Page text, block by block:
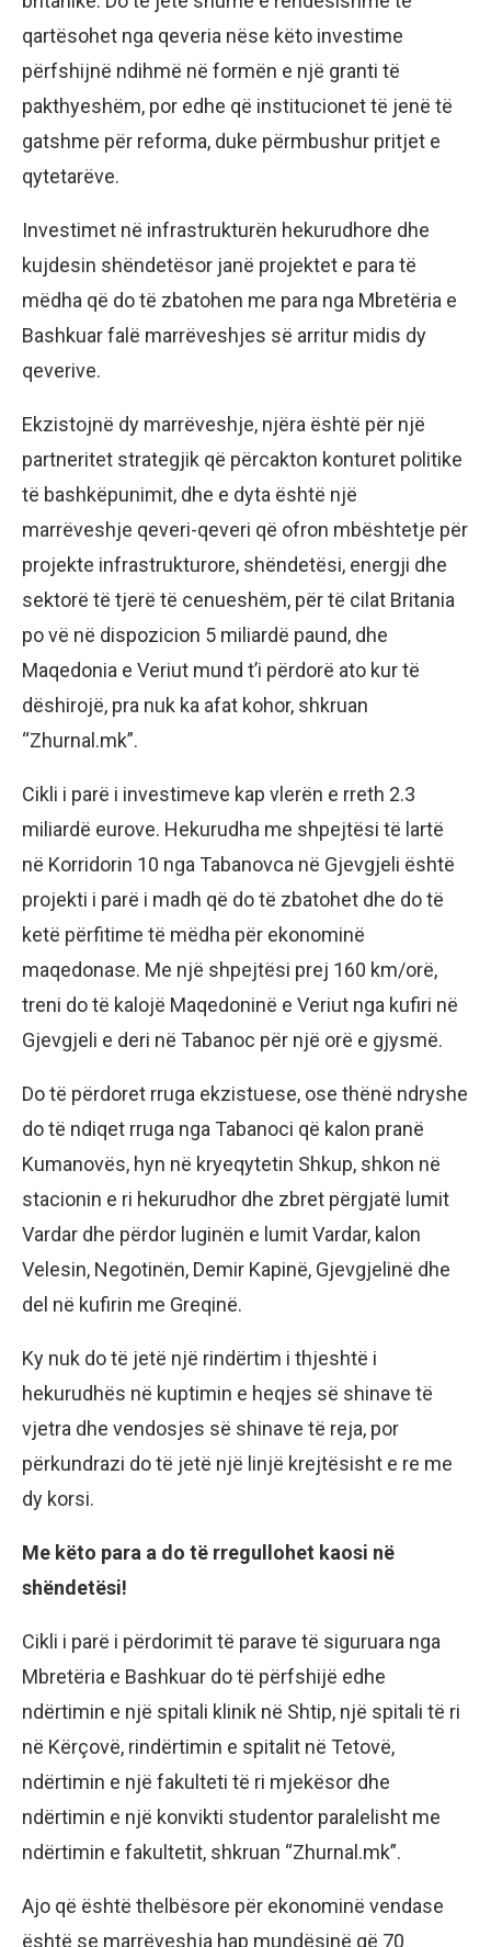
qartësohet nga qeveria nëse këto investime
përfshijnë ndihmë në formën e një granti të
pakthyeshëm, por edhe që institucionet të jenë të
gatshme për reforma, duke përmbushur pritjet e
qytetarëve.
Investimet në infrastrukturën hekurudhore dhe
kujdesin shëndetësor janë projektet e para të
mëdha që do të zbatohen me para nga Mbretëria e
Bashkuar falë marrëveshjes së arritur midis dy
qeverive.
Ekzistojnë dy marrëveshje, njëra është për një
partneritet strategjik që përcakton konturet politike
të bashkëpunimit, dhe e dyta është një
marrëveshje qeveri-qeveri që ofron mbështetje për
projekte infrastrukturore, shëndetësi, energji dhe
sektorë të tjerë të cenueshëm, për të cilat Britania
po vë në dispozicion 5 miliardë paund, dhe
Maqedonia e Veriut mund t’i përdorë ato kur të
dëshirojë, pra nuk ka afat kohor, shkruan
“Zhurnal.mk”.
Cikli i parë i investimeve kap vlerën e rreth 2.3
miliardë eurove. Hekurudha me shpejtësi të lartë
në Korridorin 10 nga Tabanovca në Gjevgjeli është
projekti i parë i madh që do të zbatohet dhe do të
ketë përfitime të mëdha për ekonominë
maqedonase. Me një shpejtësi prej 160 km/orë,
treni do të kalojë Maqedoninë e Veriut nga kufiri në
Gjevgjeli e deri në Tabanoc për një orë e gjysmë.
Do të përdoret rruga ekzistuese, ose thënë ndryshe
do të ndiqet rruga nga Tabanoci që kalon pranë
Kumanovës, hyn në kryeqytetin Shkup, shkon në
stacionin e ri hekurudhor dhe zbret përgjatë lumit
Vardar dhe përdor luginën e lumit Vardar, kalon
Velesin, Negotinën, Demir Kapinë, Gjevgjelinë dhe
del në kufirin me Greqinë.
Ky nuk do të jetë një rindërtim i thjeshtë i
hekurudhës në kuptimin e heqjes së shinave të
vjetra dhe vendosjes së shinave të reja, por
përkundrazi do të jetë një linjë krejtësisht e re me
dy korsi.
Me këto para a do të rregullohet kaosi në
shëndetësi!
Cikli i parë i përdorimit të parave të siguruara nga
Mbretëria e Bashkuar do të përfshijë edhe
ndërtimin e një spitali klinik në Shtip, një spitali të ri
në Kërçovë, rindërtimin e spitalit në Tetovë,
ndërtimin e një fakulteti të ri mjekësor dhe
ndërtimin e një konvikti studentor paralelisht me
ndërtimin e fakultetit, shkruan “Zhurnal.mk”.
Ajo që është thelbësore për ekonominë vendase
është se marrëveshja hap mundësinë që 70